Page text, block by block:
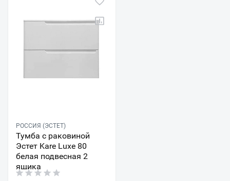
РОССИЯ (ЭСТЕТ)
Тумба с раковиной
Эстет Kare Luxe 80
белая подвесная 2
ящика